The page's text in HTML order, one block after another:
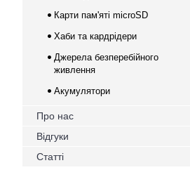
Карти пам'яті microSD
Хаби та кардрідери
Джерела безперебійного
живлення
Акумулятори
Про нас
Відгуки
Статті